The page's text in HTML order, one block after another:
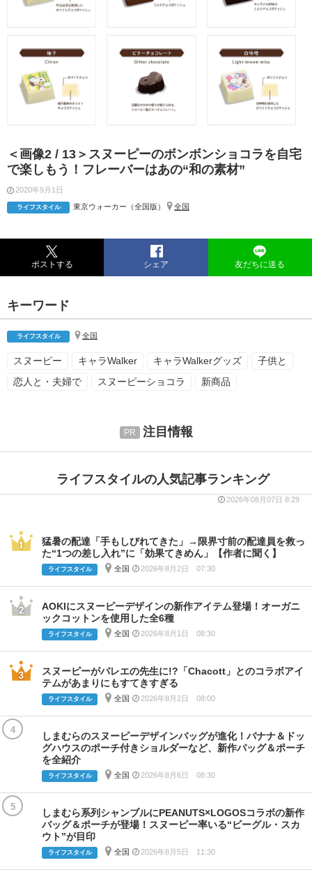
＜画像2 / 13＞スヌーピーのボンボンショコラを自宅
で楽しもう！フレーバーはあの“和の素材”
2020年9月1日
ライフスタイル 東京ウォーカー（全国版） 全国
ポストする シェア 友だちに送る
キーワード
ライフスタイル 全国
スヌーピー キャラWalker キャラWalkerグッズ
子供と
恋人と・夫婦で
スヌーピーショコラ 新商品
注目情報
ライフスタイルの人気記事ランキング
2026年08月07日 8:29
猛暑の配達「手もしびれてきた」→限界寸前の配達員を救っ
た“1つの差し入れ”に「効果てきめん」【作者に聞く】
ライフスタイル 全国 2026年8月2日 07:30
AOKIにスヌーピーデザインの新作アイテム登場！オーガニ
ックコットンを使用した全6種
ライフスタイル 全国 2026年8月1日 08:30
スヌーピーがバレエの先生に!?「Chacott」とのコラボアイ
テムがあまりにもすてきすぎる
ライフスタイル 全国 2026年8月2日 08:00
4
しまむらのスヌーピーデザインバッグが進化！バナナ＆ドッ
グハウスのポーチ付きショルダーなど、新作バッグ＆ポーチ
を全紹介
ライフスタイル 全国 2026年8月6日 08:30
5
しまむら系列シャンブルにPEANUTS×LOGOSコラボの新作
バッグ＆ポーチが登場！スヌーピー率いる“ビーグル・スカ
ウト”が目印
ライフスタイル 全国 2026年8月5日 11:30